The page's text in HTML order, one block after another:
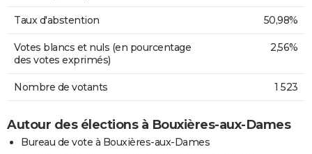
Taux d'abstention 50,98%
Votes blancs et nuls (en pourcentage
des votes exprimés)
2,56%
Nombre de votants 1 523
Autour des élections à Bouxières-aux-Dames
Bureau de vote à Bouxières-aux-Dames